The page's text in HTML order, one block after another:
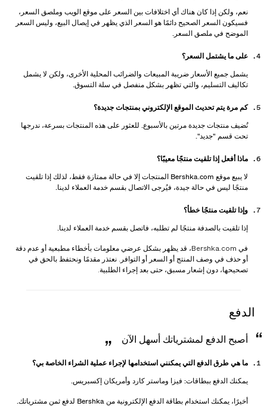
نعم، ولكن إذا كان هناك أي اختلافات بين السعر على موقع الويب وملصق السعر،
فسيكون السعر الصحيح دائمًا هو السعر الذي يظهر في إيصال البيع، وليس السعر
الموضح في ملصق السعر.
على ما يشتمل السعر؟
يشمل جميع الأسعار ضريبة المبيعات والضرائب المحلية الأخرى، ولكن لا يشمل
تكاليف التسليم، والتي تظهر بشكل منفصل في سلة التسوق.
كم مرة يتم تحديث الموقع الإلكتروني بمنتجات جديدة؟
نُضيف منتجات جديدة مرتين بالأسبوع. للعثور على هذه المنتجات بسرعة، ندرجها
تحت قسم "جديد".
ماذا أفعل إذا تلقيت منتجًا معيبًا؟
لا يبيع موقع Bershka.com المنتجات إلا في حالة ممتازة فقط، لذلك إذا تلقيت
منتجًا ليس في حالة جيدة، فيُرجى الاتصال بقسم خدمة العملاء لدينا.
وإذا تلقيت منتجًا خطأ؟
إذا تلقيت بالصدفة منتجًا لم تطلبه، فاتصل بقسم خدمة العملاء لدينا.
في Bershka.com، قد يظهر بشكل عرضي معلومات بأخطاء مطبعية أو عدم دقة
أو حذف في وصف المنتج أو السعر أو التوافر. نعتذر مقدمًا ونحتفظ بالحق في
تصحيحها، دون إشعار مسبق، حتى بعد إجراء الطلبية.
الدفع
أصبح الدفع لمشترياتك أسهل الآن
ما هي طرق الدفع التي يمكنني استخدامها لإجراء عملية الشراء الخاصة بي؟
يمكنك الدفع ببطاقات: فيزا وماستر كارد وأمريكان إكسبريس.
أخيرًا، يمكنك استخدام بطاقة الدفع الإلكترونية من Bershka لدفع ثمن مشترياتك.